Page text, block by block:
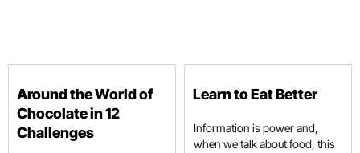
Around the World of
Chocolate in 12
Challenges
Learn to Eat Better
Information is power and,
when we talk about food, this